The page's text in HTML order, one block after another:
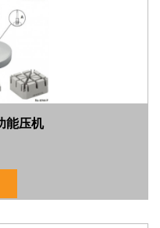
能压机